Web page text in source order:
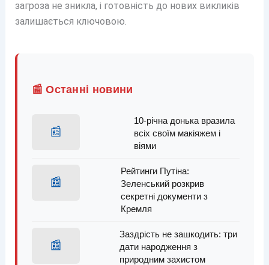
загроза не зникла, і готовність до нових викликів
залишається ключовою.
📰 Останні новини
📰
10-річна донька вразила
всіх своїм макіяжем і
віями
📰
Рейтинги Путіна:
Зеленський розкрив
секретні документи з
Кремля
📰
Заздрість не зашкодить: три
дати народження з
природним захистом